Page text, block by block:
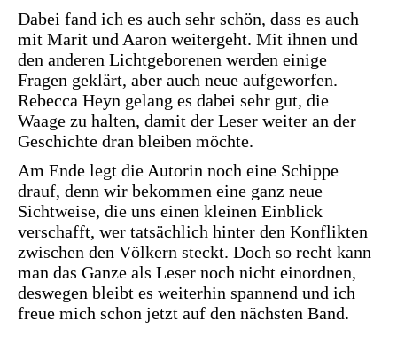
Dabei fand ich es auch sehr schön, dass es auch
mit Marit und Aaron weitergeht. Mit ihnen und
den anderen Lichtgeborenen werden einige
Fragen geklärt, aber auch neue aufgeworfen.
Rebecca Heyn gelang es dabei sehr gut, die
Waage zu halten, damit der Leser weiter an der
Geschichte dran bleiben möchte.
Am Ende legt die Autorin noch eine Schippe
drauf, denn wir bekommen eine ganz neue
Sichtweise, die uns einen kleinen Einblick
verschafft, wer tatsächlich hinter den Konflikten
zwischen den Völkern steckt. Doch so recht kann
man das Ganze als Leser noch nicht einordnen,
deswegen bleibt es weiterhin spannend und ich
freue mich schon jetzt auf den nächsten Band.